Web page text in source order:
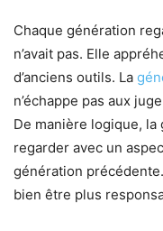
Chaque génération
n’avait pas. Elle
d’anciens outils. La
n’échappe pas aux
De manière logique,
regarder avec un
génération
bien être plus